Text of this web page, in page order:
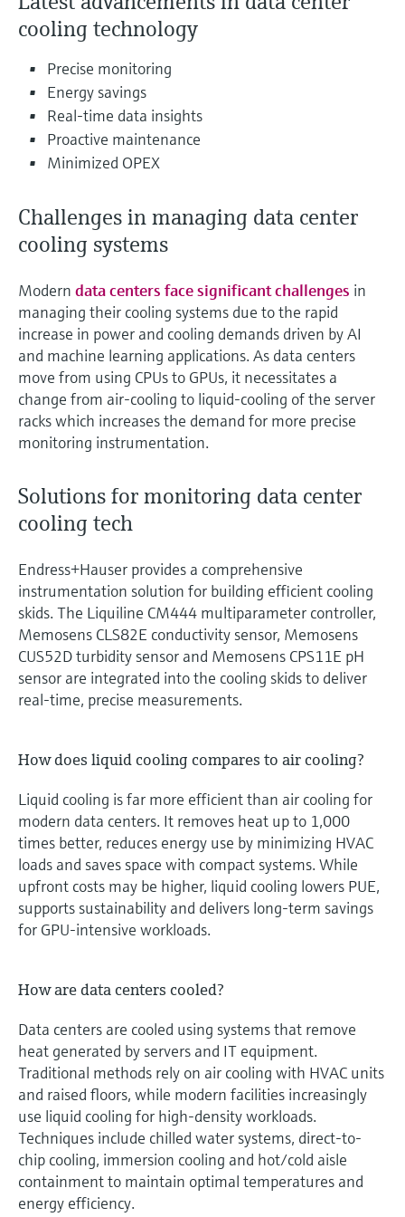
Device Viewer
Dokumente finden
Ersatzteilsuche
Ersatzteile anhand von Produktwurzel,
Bestellcode oder Seriennummer finden
Füllstandsmessung
Füllstandsmessung Druck
Alle ansehen
Analysatoren für Härte, Eisen,
Aluminium & Chromat
Prozessphotometer
Mikrowellentransmission
Alle ansehen
cooling technology
Precise monitoring
Energy savings
Real-time data insights
Proactive maintenance
Minimized OPEX
Challenges in managing data center
cooling systems
Modern data centers face significant challenges in
managing their cooling systems due to the rapid
increase in power and cooling demands driven by AI
and machine learning applications. As data centers
move from using CPUs to GPUs, it necessitates a
change from air-cooling to liquid-cooling of the server
racks which increases the demand for more precise
monitoring instrumentation.
Solutions for monitoring data center
cooling tech
Endress+Hauser provides a comprehensive
instrumentation solution for building efficient cooling
skids. The Liquiline CM444 multiparameter controller,
Memosens CLS82E conductivity sensor, Memosens
CUS52D turbidity sensor and Memosens CPS11E pH
sensor are integrated into the cooling skids to deliver
real-time, precise measurements.
How does liquid cooling compares to air cooling?
Liquid cooling is far more efficient than air cooling for
modern data centers. It removes heat up to 1,000
times better, reduces energy use by minimizing HVAC
loads and saves space with compact systems. While
upfront costs may be higher, liquid cooling lowers PUE,
supports sustainability and delivers long-term savings
for GPU-intensive workloads.
How are data centers cooled?
Data centers are cooled using systems that remove
heat generated by servers and IT equipment.
Traditional methods rely on air cooling with HVAC units
and raised floors, while modern facilities increasingly
use liquid cooling for high-density workloads.
Techniques include chilled water systems, direct-to-
chip cooling, immersion cooling and hot/cold aisle
containment to maintain optimal temperatures and
energy efficiency.